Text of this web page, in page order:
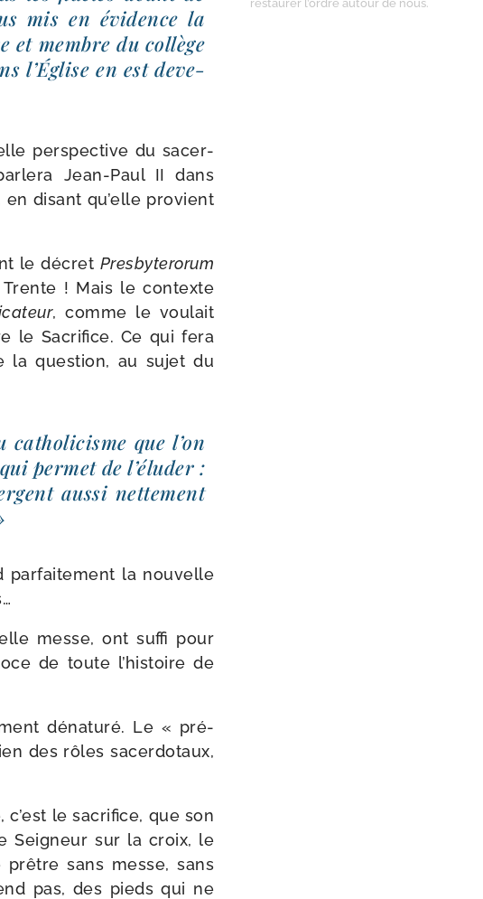
mis en évi­dence la
et membre du col­lège
l’Église en est deve­
pers­pec­tive du sacer­
Jean-​Paul II dans
en disant qu’elle pro­vient
le décret Presbyterorum
! Mais le contexte
, comme le vou­lait
le Sacrifice. Ce qui fera
la ques­tion, au sujet du
que l’on
per­met de l’éluder :
aus­si net­te­ment
par­fai­te­ment la nou­velle
messe, ont suf­fi pour
de toute l’histoire de
déna­tu­ré. Le « pré­
des rôles sacer­do­taux,
c’est le sacri­fice, que son
Seigneur sur la croix, le
sans messe, sans
pas, des pieds qui ne
restaurer l’ordre autour de nous.